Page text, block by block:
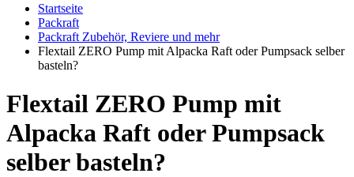
Startseite
Packraft
Packraft Zubehör, Reviere und mehr
Flextail ZERO Pump mit Alpacka Raft oder Pumpsack selber
basteln?
Flextail ZERO Pump mit
Alpacka Raft oder Pumpsack
selber basteln?